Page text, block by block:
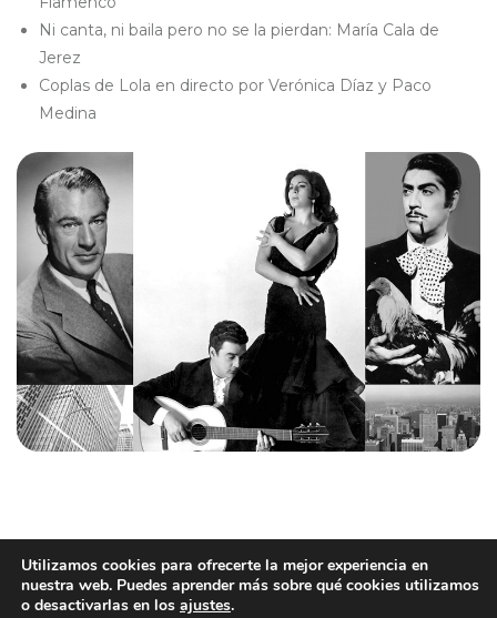
Ni canta, ni baila pero no se la pierdan: María Cala de
Jerez
Coplas de Lola en directo por Verónica Díaz y Paco
Medina
Utilizamos cookies para ofrecerte la mejor experiencia en
nuestra web. Puedes aprender más sobre qué cookies utilizamos
o desactivarlas en los ajustes.